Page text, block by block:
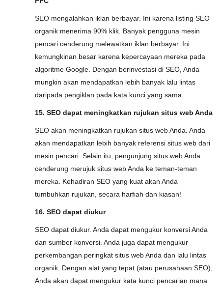
SEO mengalahkan iklan berbayar. Ini karena listing SEO
organik menerima 90% klik. Banyak pengguna mesin
pencari cenderung melewatkan iklan berbayar. Ini
kemungkinan besar karena kepercayaan mereka pada
algoritme Google. Dengan berinvestasi di SEO, Anda
mungkin akan mendapatkan lebih banyak lalu lintas
daripada pengiklan pada kata kunci yang sama
15. SEO dapat meningkatkan rujukan situs web Anda
SEO akan meningkatkan rujukan situs web Anda. Anda
akan mendapatkan lebih banyak referensi situs web dari
mesin pencari. Selain itu, pengunjung situs web Anda
cenderung merujuk situs web Anda ke teman-teman
mereka. Kehadiran SEO yang kuat akan Anda
tumbuhkan rujukan, secara harfiah dan kiasan!
16. SEO dapat diukur
SEO dapat diukur. Anda dapat mengukur konversi Anda
dan sumber konversi. Anda juga dapat mengukur
perkembangan peringkat situs web Anda dan lalu lintas
organik. Dengan alat yang tepat (atau perusahaan SEO),
Anda akan dapat mengukur kata kunci pencarian mana